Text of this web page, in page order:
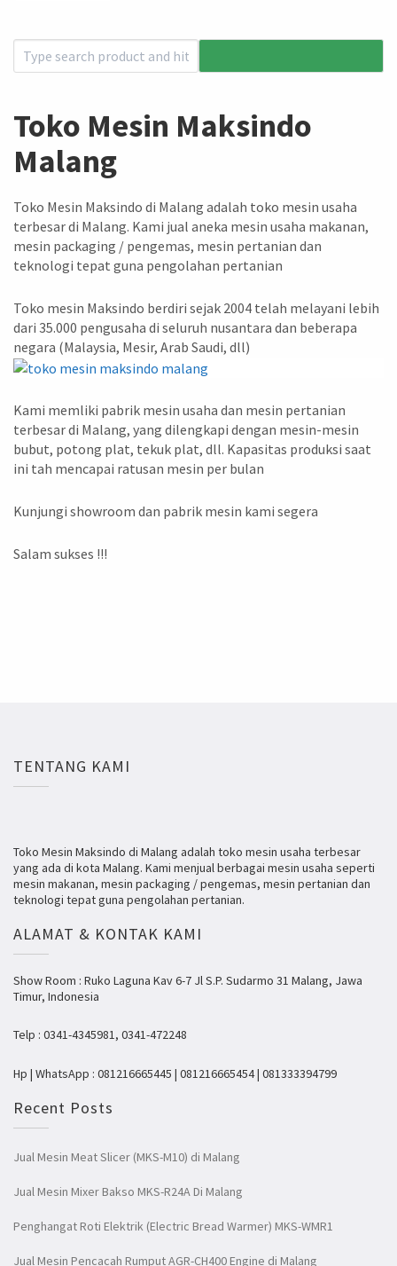
Toko Mesin Maksindo
Malang
Toko Mesin Maksindo di Malang adalah toko mesin usaha
terbesar di Malang. Kami jual aneka mesin usaha makanan,
mesin packaging / pengemas, mesin pertanian dan
teknologi tepat guna pengolahan pertanian
Toko mesin Maksindo berdiri sejak 2004 telah melayani lebih
dari 35.000 pengusaha di seluruh nusantara dan beberapa
negara (Malaysia, Mesir, Arab Saudi, dll)
Kami memliki pabrik mesin usaha dan mesin pertanian
terbesar di Malang, yang dilengkapi dengan mesin-mesin
bubut, potong plat, tekuk plat, dll. Kapasitas produksi saat
ini tah mencapai ratusan mesin per bulan
Kunjungi showroom dan pabrik mesin kami segera
Salam sukses !!!
TENTANG KAMI
Toko Mesin Maksindo di Malang adalah toko mesin usaha terbesar
yang ada di kota Malang. Kami menjual berbagai mesin usaha seperti
mesin makanan, mesin packaging / pengemas, mesin pertanian dan
teknologi tepat guna pengolahan pertanian.
ALAMAT & KONTAK KAMI
Show Room : Ruko Laguna Kav 6-7 Jl S.P. Sudarmo 31 Malang, Jawa
Timur, Indonesia
Telp : 0341-4345981, 0341-472248
Hp | WhatsApp : 081216665445 | 081216665454 | 081333394799
Recent Posts
Jual Mesin Meat Slicer (MKS-M10) di Malang
Jual Mesin Mixer Bakso MKS-R24A Di Malang
Penghangat Roti Elektrik (Electric Bread Warmer) MKS-WMR1
Jual Mesin Pencacah Rumput AGR-CH400 Engine di Malang